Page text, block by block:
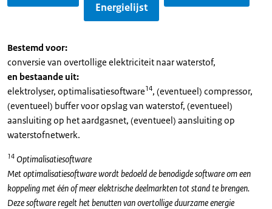
Energielijst
Bestemd voor:
conversie van overtollige elektriciteit naar waterstof,
en bestaande uit:
elektrolyser, optimalisatiesoftware14, (eventueel) compressor,
(eventueel) buffer voor opslag van waterstof, (eventueel)
aansluiting op het aardgasnet, (eventueel) aansluiting op
waterstofnetwerk.
14 Optimalisatiesoftware
Met optimalisatiesoftware wordt bedoeld de benodigde software om een
koppeling met één of meer elektrische deelmarkten tot stand te brengen.
Deze software regelt het benutten van overtollige duurzame energie